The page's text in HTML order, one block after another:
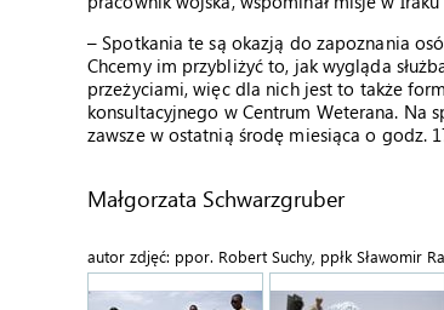
– Spotkania te są okazją do zapoznania
Chcemy im przybliżyć to, jak wygląda
przeżyciami, więc dla nich jest to także
konsultacyjnego w Centrum Weterana. Na
zawsze w ostatnią środę miesiąca o godz.
Małgorzata Schwarzgruber
autor zdjęć: ppor. Robert Suchy, ppłk Sławomir